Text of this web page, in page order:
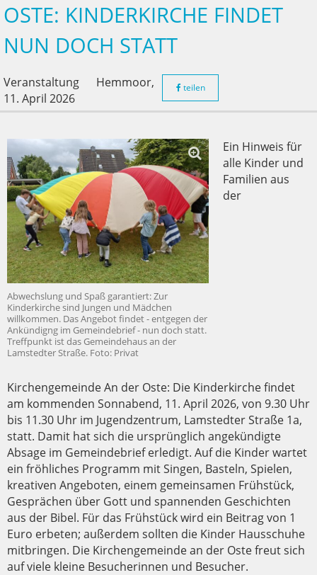
OSTE: KINDERKIRCHE FINDET
NUN DOCH STATT
Veranstaltung
Hemmoor,
11. April 2026
teilen
Abwechslung und Spaß garantiert: Zur
Kinderkirche sind Jungen und Mädchen
willkommen. Das Angebot findet - entgegen der
Ankündigng im Gemeindebrief - nun doch statt.
Treffpunkt ist das Gemeindehaus an der
Lamstedter Straße. Foto: Privat
Ein Hinweis für
alle Kinder und
Familien aus
der
Kirchengemeinde An der Oste: Die Kinderkirche findet
am kommenden Sonnabend, 11. April 2026, von 9.30 Uhr
bis 11.30 Uhr im Jugendzentrum, Lamstedter Straße 1a,
statt. Damit hat sich die ursprünglich angekündigte
Absage im Gemeindebrief erledigt. Auf die Kinder wartet
ein fröhliches Programm mit Singen, Basteln, Spielen,
kreativen Angeboten, einem gemeinsamen Frühstück,
Gesprächen über Gott und spannenden Geschichten
aus der Bibel. Für das Frühstück wird ein Beitrag von 1
Euro erbeten; außerdem sollten die Kinder Hausschuhe
mitbringen. Die Kirchengemeinde an der Oste freut sich
auf viele kleine Besucherinnen und Besucher.